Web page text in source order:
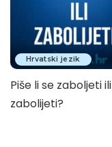
Hrvatski jezik
Piše li se zaboljeti ili
zabolijeti?